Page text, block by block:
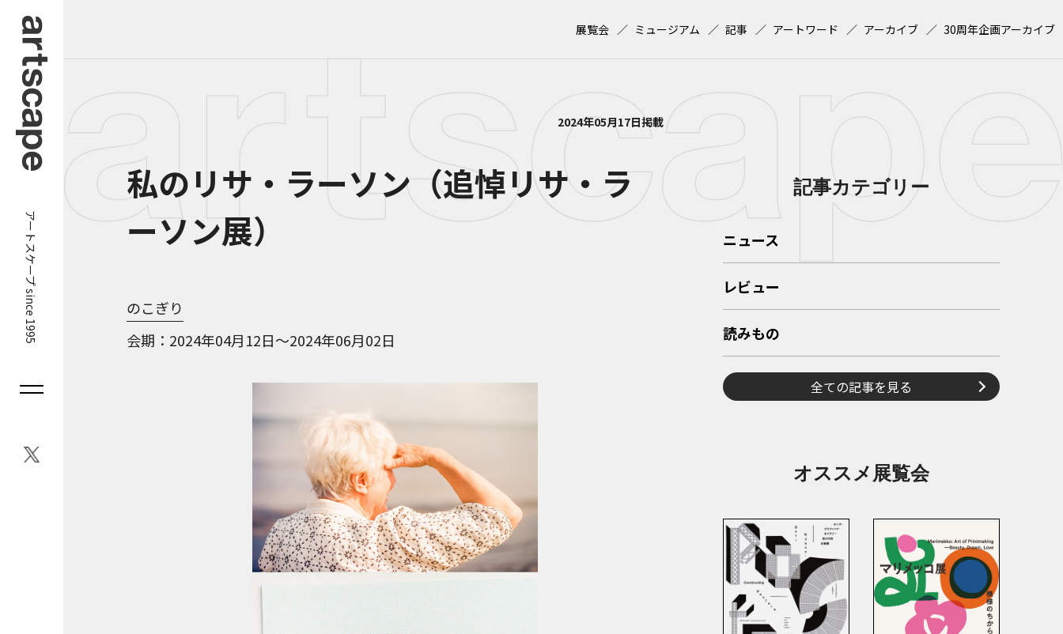
アートスケープ since 1995
展覧会 ミュージアム 記事 アートワード アーカイブ 30周年企画アーカイブ
2024年05月17日掲載
私のリサ・ラーソン（追悼リサ・ラ
ーソン展）
​のこぎり
会期
2024年04月12日～2024年06月02日
記事カテゴリー
ニュース
レビュー
読みもの
全ての記事を見る
オススメ展覧会